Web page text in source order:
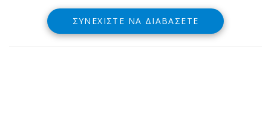
ΣΥΝΕΧΊΣΤΕ ΝΑ ΔΙΑΒΆΣΕΤΕ